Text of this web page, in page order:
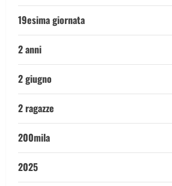
19esima giornata
2 anni
2 giugno
2 ragazze
200mila
2025